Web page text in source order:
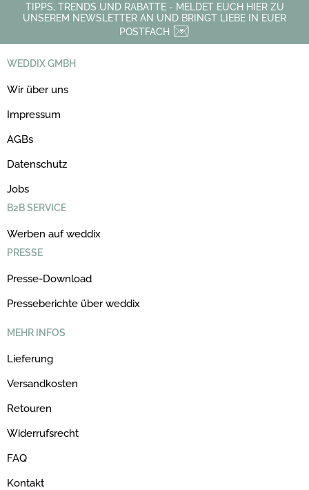
TIPPS, TRENDS UND RABATTE - MELDET EUCH HIER ZU
UNSEREM NEWSLETTER AN UND BRINGT LIEBE IN EUER
POSTFACH
WEDDIX GMBH
Wir über uns
Impressum
AGBs
Datenschutz
Jobs
B2B SERVICE
Werben auf weddix
PRESSE
Presse-Download
Presseberichte über weddix
MEHR INFOS
Lieferung
Versandkosten
Retouren
Widerrufsrecht
FAQ
Kontakt